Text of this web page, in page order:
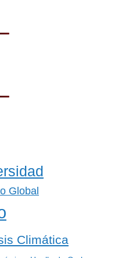
Global
Climática